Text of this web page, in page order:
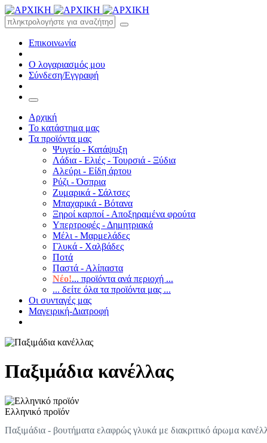
Επικοινωνία
Ο λογαριασμός μου
Σύνδεση/Εγγραφή
Αρχική
Το κατάστημα μας
Τα προϊόντα μας
Ψυγείο - Κατάψυξη
Λάδια - Ελιές - Τουρσιά - Ξύδια
Αλεύρι - Είδη άρτου
Ρύζι - Όσπρια
Ζυμαρικά - Σάλτσες
Μπαχαρικά - Βότανα
Ξηροί καρποί - Αποξηραμένα φρούτα
Υπερτροφές - Δημητριακά
Μέλι - Μαρμελάδες
Γλυκά - Χαλβάδες
Ποτά
Παστά - Αλίπαστα
Νέο!... προϊόντα ανά περιοχή ...
... δείτε όλα τα προϊόντα μας ...
Οι συνταγές μας
Μαγειρική-Διατροφή
Παξιμάδια κανέλλας
Ελληνικό προϊόν
Παξιμάδια - βουτήματα ελαφρώς γλυκά με διακριτικό άρωμα